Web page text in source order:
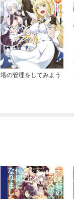
塔の管理をしてみよう